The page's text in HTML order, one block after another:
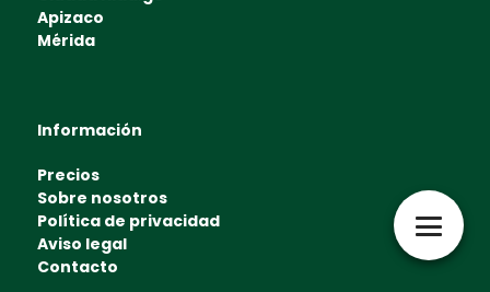
Apizaco
Mérida
Información
Precios
Sobre nosotros
Política de privacidad
Aviso legal
Contacto